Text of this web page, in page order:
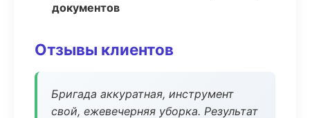
документов
Отзывы клиентов
Бригада аккуратная, инструмент
свой, ежевечерняя уборка. Результат